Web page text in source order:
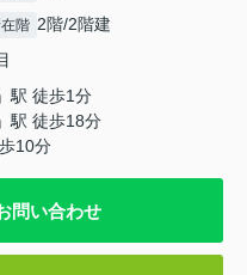
階 2階/2階建
」駅 徒歩1分
」駅 徒歩18分
10分
問い合わせ